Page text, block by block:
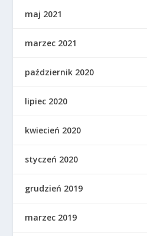
maj 2021
marzec 2021
październik 2020
lipiec 2020
kwiecień 2020
styczeń 2020
grudzień 2019
marzec 2019